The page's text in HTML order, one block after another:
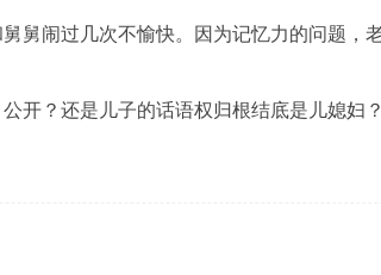
舅闹过几次不愉快。因为记忆力的问题，
开？还是儿子的话语权归根结底是儿媳妇